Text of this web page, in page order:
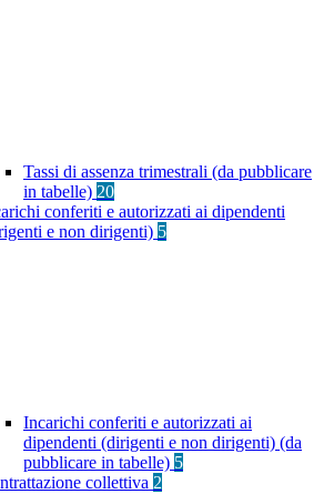
Tassi di assenza trimestrali (da pubblicare
in tabelle) 20
conferiti e autorizzati ai dipendenti
e non dirigenti) 5
Incarichi conferiti e autorizzati ai
dipendenti (dirigenti e non dirigenti) (da
pubblicare in tabelle) 5
collettiva 2